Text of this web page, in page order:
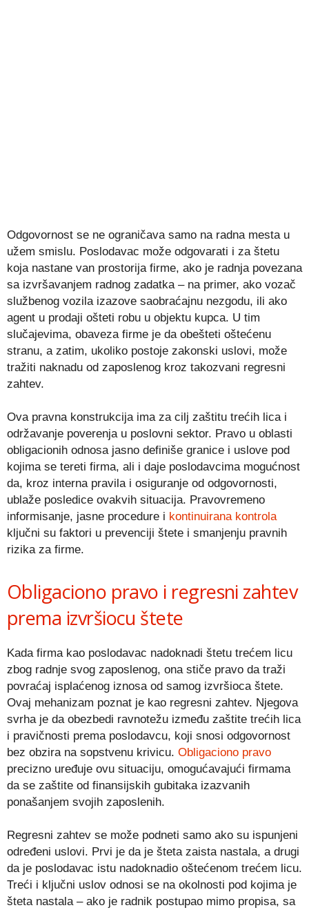
Odgovornost se ne ograničava samo na radna mesta u
užem smislu. Poslodavac može odgovarati i za štetu
koja nastane van prostorija firme, ako je radnja povezana
sa izvršavanjem radnog zadatka – na primer, ako vozač
službenog vozila izazove saobraćajnu nezgodu, ili ako
agent u prodaji ošteti robu u objektu kupca. U tim
slučajevima, obaveza firme je da obešteti oštećenu
stranu, a zatim, ukoliko postoje zakonski uslovi, može
tražiti naknadu od zaposlenog kroz takozvani regresni
zahtev.
Ova pravna konstrukcija ima za cilj zaštitu trećih lica i
održavanje poverenja u poslovni sektor. Pravo u oblasti
obligacionih odnosa jasno definiše granice i uslove pod
kojima se tereti firma, ali i daje poslodavcima mogućnost
da, kroz interna pravila i osiguranje od odgovornosti,
ublaže posledice ovakvih situacija. Pravovremeno
informisanje, jasne procedure i kontinuirana kontrola
ključni su faktori u prevenciji štete i smanjenju pravnih
rizika za firme.
Obligaciono pravo i regresni zahtev
prema izvršiocu štete
Kada firma kao poslodavac nadoknadi štetu trećem licu
zbog radnje svog zaposlenog, ona stiče pravo da traži
povraćaj isplaćenog iznosa od samog izvršioca štete.
Ovaj mehanizam poznat je kao regresni zahtev. Njegova
svrha je da obezbedi ravnotežu između zaštite trećih lica
i pravičnosti prema poslodavcu, koji snosi odgovornost
bez obzira na sopstvenu krivicu. Obligaciono pravo
precizno uređuje ovu situaciju, omogućavajući firmama
da se zaštite od finansijskih gubitaka izazvanih
ponašanjem svojih zaposlenih.
Regresni zahtev se može podneti samo ako su ispunjeni
određeni uslovi. Prvi je da je šteta zaista nastala, a drugi
da je poslodavac istu nadoknadio oštećenom trećem licu.
Treći i ključni uslov odnosi se na okolnosti pod kojima je
šteta nastala – ako je radnik postupao mimo propisa, sa